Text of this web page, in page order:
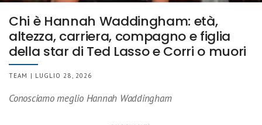
Chi è Hannah Waddingham: età,
altezza, carriera, compagno e figlia
della star di Ted Lasso e Corri o muori
TEAM | LUGLIO 28, 2026
Conosciamo meglio Hannah Waddingham